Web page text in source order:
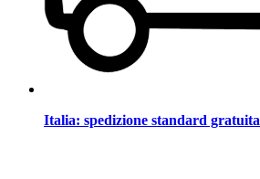
Italia: spedizione standard gratuita